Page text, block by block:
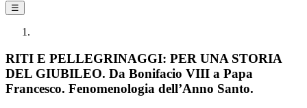
☰
RITI E PELLEGRINAGGI: PER UNA STORIA
DEL GIUBILEO. Da Bonifacio VIII a Papa
Francesco. Fenomenologia dell’Anno Santo.